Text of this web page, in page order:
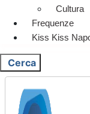
Cultura
Frequenze
Kiss Kiss
Cerca